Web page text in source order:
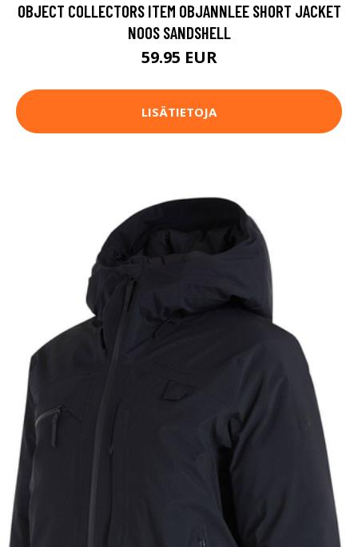
OBJECT COLLECTORS ITEM OBJANNLEE SHORT JACKET
NOOS SANDSHELL
59.95 EUR
LISÄTIETOJA